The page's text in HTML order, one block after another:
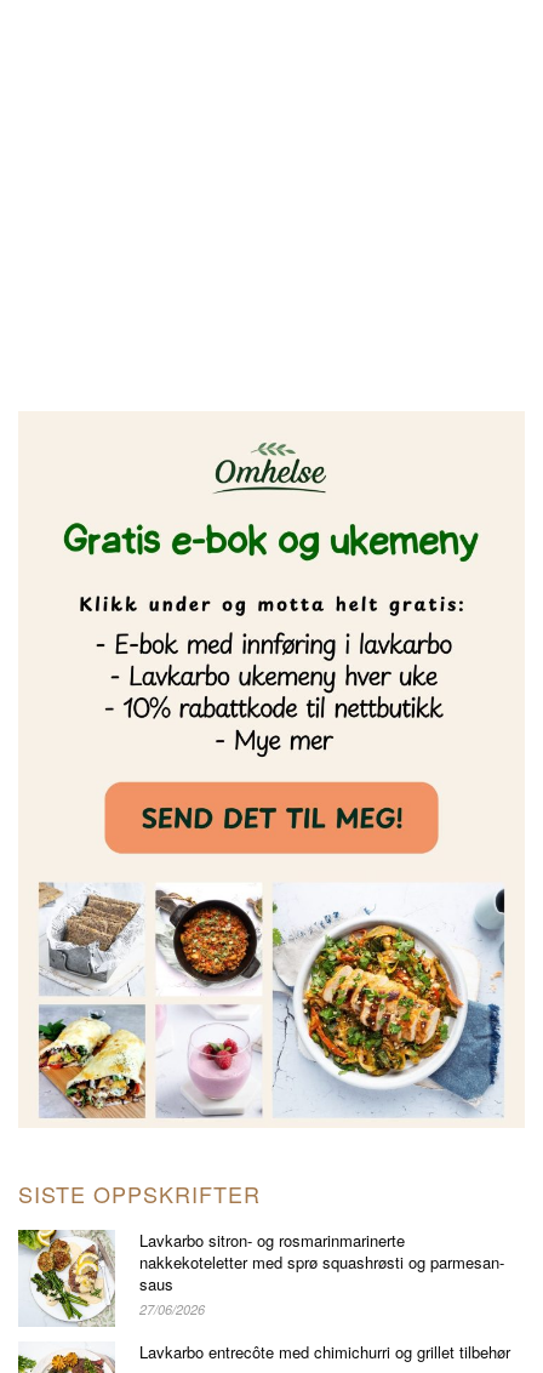
SISTE OPPSKRIFTER
Lavkarbo sitron- og rosmarinmarinerte
nakkekoteletter med sprø squashrøsti og parmesan-
saus
27/06/2026
Lavkarbo entrecôte med chimichurri og grillet tilbehør